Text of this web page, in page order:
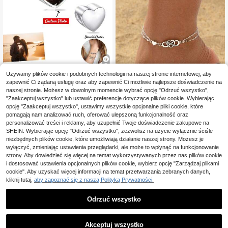
4
1 szt. personalizowany wisiorek do
bransoletki ze zdjęciem dla kobiet i
mam, wisiorek do naszyjnika, wisior
ek do bransoletki na kostkę, koralik
i w kształcie serca, okrągłe i kwadr
atowe, prezent dla córki, dziewczy
ny, żony i najlepszej przyjaciółki, n
a rocznicę, Walentynki, Dzień Matk
i i urodziny
49,32zł Zaoszczędź 0,02zł
18 ,54zł 18,56zł
SHINES JEWELRY
Używamy plików cookie i podobnych technologii na naszej stronie internetowej, aby
zapewnić Ci żądaną usługę oraz aby zapewnić Ci możliwie najlepsze doświadczenie na
naszej stronie. Możesz w dowolnym momencie wybrać opcję "Odrzuć wszystko",
"Zaakceptuj wszystko" lub ustawić preferencje dotyczące plików cookie. Wybierając
opcję "Zaakceptuj wszystko", ustawimy wszystkie opcjonalne pliki cookie, które
pomagają nam analizować ruch, oferować ulepszoną funkcjonalność oraz
personalizować treści i reklamy, aby uzupełnić Twoje doświadczenie zakupowe na
SHEIN. Wybierając opcję "Odrzuć wszystko", zezwolisz na użycie wyłącznie ściśle
niezbędnych plików cookie, które umożliwiają działanie naszej strony. Możesz je
wyłączyć, zmieniając ustawienia przeglądarki, ale może to wpłynąć na funkcjonowanie
strony. Aby dowiedzieć się więcej na temat wykorzystywanych przez nas plików cookie
i dostosować ustawienia opcjonalnych plików cookie, wybierz opcję "Zarządzaj plikami
cookie". Aby uzyskać więcej informacji na temat przetwarzania zebranych danych,
kliknij tutaj, aby zapoznać się z naszą Polityką Prywatności.
Odrzuć wszystko
Akceptuj wszystko